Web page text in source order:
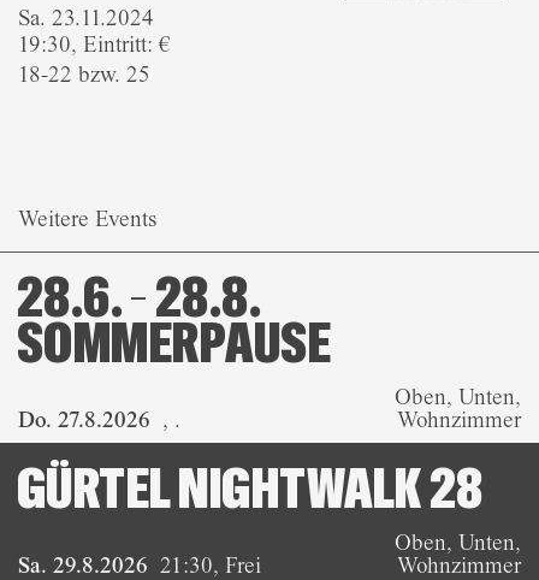
Sa. 23.11.2024
19:30, Eintritt: €
18-22 bzw. 25
Weitere Events
Do. 27.8.2026 , .
28.6. – 28.8.
SOMMERPAUSE
Oben, Unten,
Wohnzimmer
Sa. 29.8.2026 21:30,Frei
GÜRTEL NIGHTWALK 28
Oben, Unten,
Wohnzimmer